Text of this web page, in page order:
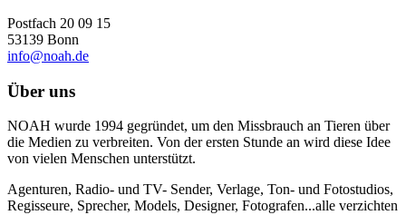
Postfach 20 09 15
53139 Bonn
info@noah.de
Über uns
NOAH wurde 1994 gegründet, um den Missbrauch an Tieren über
die Medien zu verbreiten. Von der ersten Stunde an wird diese Idee
von vielen Menschen unterstützt.
Agenturen, Radio- und TV- Sender, Verlage, Ton- und Fotostudios,
Regisseure, Sprecher, Models, Designer, Fotografen...alle verzichten